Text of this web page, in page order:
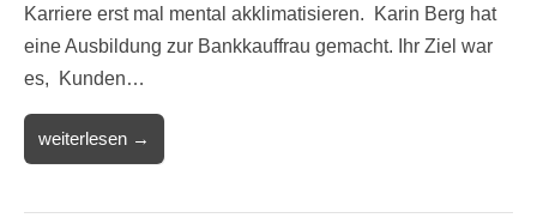
Karriere erst mal mental akklimatisieren. Karin Berg hat
eine Ausbildung zur Bankkauffrau gemacht. Ihr Ziel war
es, Kunden…
weiterlesen →